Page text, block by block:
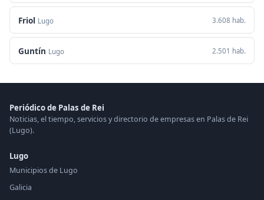
Friol Lugo 3.608 hab.
Guntín Lugo 2.501 hab.
Periódico de Palas de Rei
Noticias, el tiempo, servicios y directorio de empresas en Palas de Rei
(Lugo).
Lugo
Municipios de Lugo
Galicia